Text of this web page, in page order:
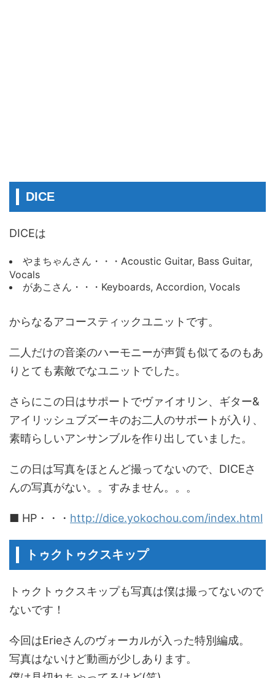
DICE
DICEは
やまちゃんさん・・・Acoustic Guitar, Bass Guitar,
Vocals
があこさん・・・Keyboards, Accordion, Vocals
からなるアコースティックユニットです。
二人だけの音楽のハーモニーが声質も似てるのもあ
りとても素敵でなユニットでした。
さらにこの日はサポートでヴァイオリン、ギター&
アイリッシュブズーキのお二人のサポートが入り、
素晴らしいアンサンブルを作り出していました。
この日は写真をほとんど撮ってないので、DICEさ
んの写真がない。。すみません。。。
■ HP・・・ http://dice.yokochou.com/index.html
トゥクトゥクスキップ
トゥクトゥクスキップも写真は僕は撮ってないので
ないです！
今回はErieさんのヴォーカルが入った特別編成。
写真はないけど動画が少しあります。